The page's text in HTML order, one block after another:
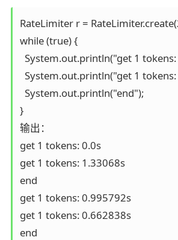
RateLimiter r =
while (true) {
System.out.println("get 1 tokens:
System.out.println("get 1 tokens:
  System.out.println("end");
}
输出：
get 1 tokens: 0.0s
get 1 tokens: 1.33068s
end
get 1 tokens: 0.995792s
get 1 tokens: 0.662838s
end